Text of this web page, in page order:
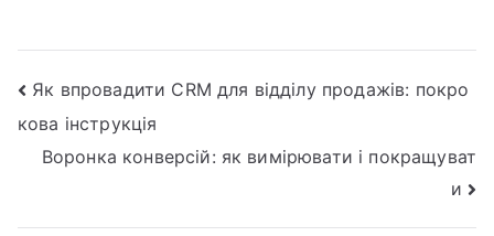
Навігація
записів
Як впровадити CRM для відділу продажів: покро
кова інструкція
Воронка конверсій: як вимірювати і покращуват
и